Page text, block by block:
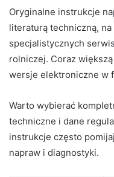
Oryginalne instrukcje
literaturą techniczną,
specjalistycznych
rolniczej. Coraz
wersje elektroniczne w
Warto wybierać
techniczne i dane
instrukcje często
napraw i diagnostyki.